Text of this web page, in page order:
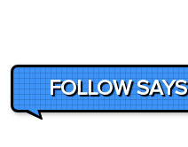
FOLLOW SAYS